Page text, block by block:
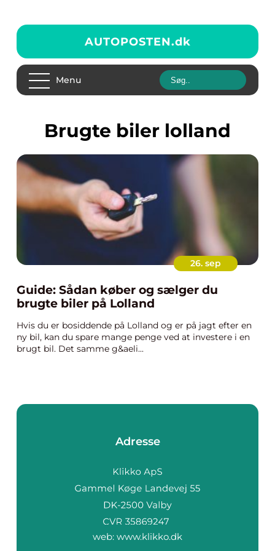
AUTOPOSTEN.dk
Menu
brugte biler lolland
26. sep
Guide: Sådan køber og sælger du
brugte biler på Lolland
Hvis du er bosiddende på Lolland og er på jagt efter en
ny bil, kan du spare mange penge ved at investere i en
brugt bil. Det samme g&aeli...
Adresse
web: www.klikko.dk